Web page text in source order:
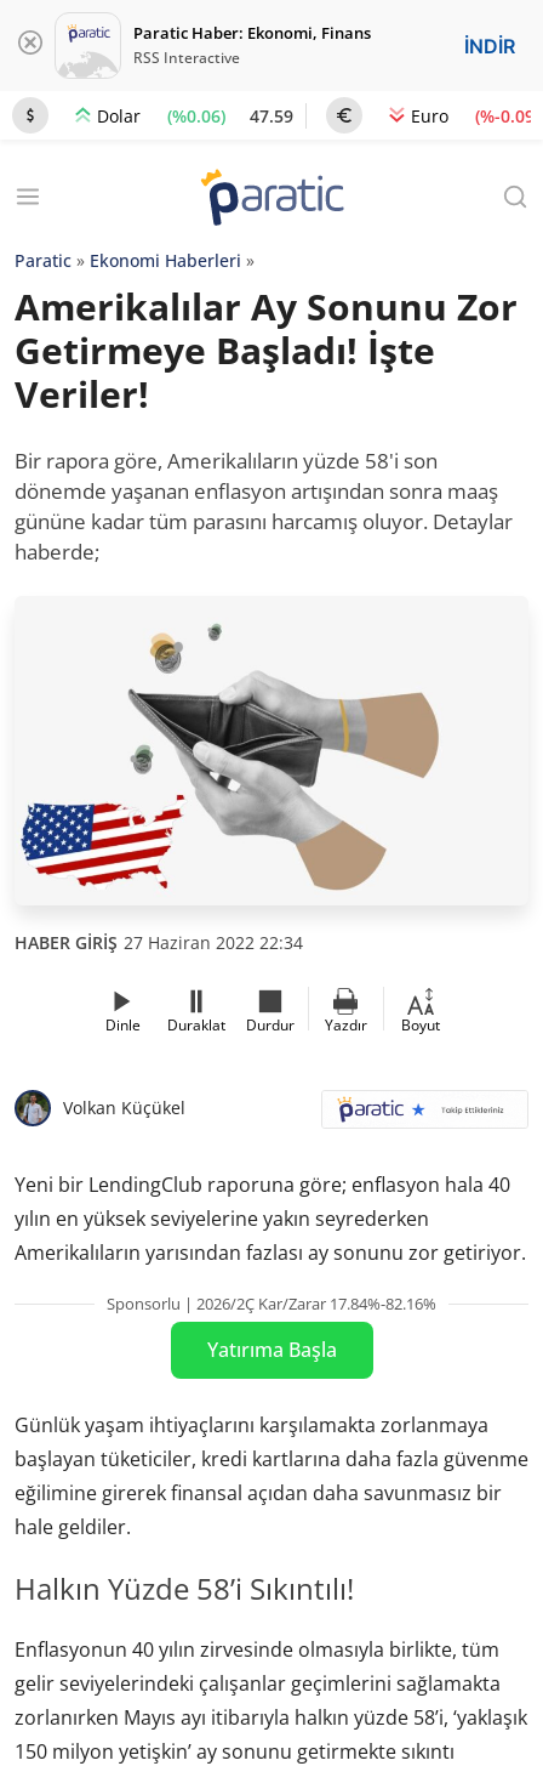
Paratic Haber: Ekonomi, Finans
RSS Interactive İNDİR
Dolar (%0.06) 47.59 Euro (%-0.09)
Paratic » Ekonomi Haberleri »
Amerikalılar Ay Sonunu Zor
Getirmeye Başladı! İşte
Veriler!
Bir rapora göre, Amerikalıların yüzde 58'i son
dönemde yaşanan enflasyon artışından sonra maaş
gününe kadar tüm parasını harcamış oluyor. Detaylar
haberde;
HABER GİRİŞ 27 Haziran 2022 22:34
Dinle Duraklat Durdur Yazdır Boyut
Volkan Küçükel
Yeni bir LendingClub raporuna göre; enflasyon hala 40
yılın en yüksek seviyelerine yakın seyrederken
Amerikalıların yarısından fazlası ay sonunu zor getiriyor.
Sponsorlu | 2026/2Ç Kar/Zarar 17.84%-82.16%
Yatırıma Başla
Günlük yaşam ihtiyaçlarını karşılamakta zorlanmaya
başlayan tüketiciler, kredi kartlarına daha fazla güvenme
eğilimine girerek finansal açıdan daha savunmasız bir
hale geldiler.
Halkın Yüzde 58’i Sıkıntılı!
Enflasyonun 40 yılın zirvesinde olmasıyla birlikte, tüm
gelir seviyelerindeki çalışanlar geçimlerini sağlamakta
zorlanırken Mayıs ayı itibarıyla halkın yüzde 58’i, ‘yaklaşık
150 milyon yetişkin’ ay sonunu getirmekte sıkıntı